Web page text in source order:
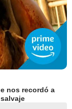
nos recordó a